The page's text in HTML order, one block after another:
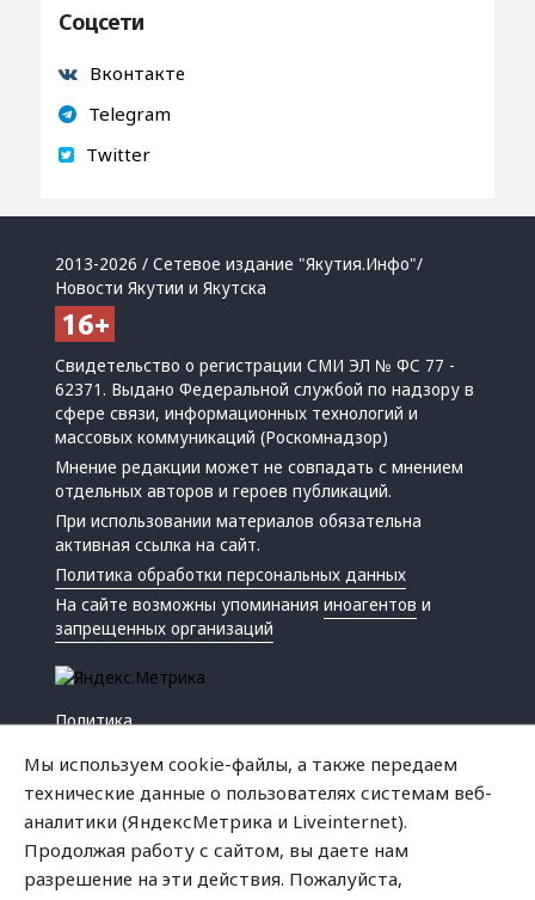
Соцсети
Вконтакте
Telegram
Twitter
2013-2026 / Сетевое издание "Якутия.Инфо"/
Новости Якутии и Якутска
Свидетельство о регистрации СМИ ЭЛ № ФС 77 -
62371. Выдано Федеральной службой по надзору в
сфере связи, информационных технологий и
массовых коммуникаций (Роскомнадзор)
Мнение редакции может не совпадать с мнением
отдельных авторов и героев публикаций.
При использовании материалов обязательна
активная ссылка на сайт.
Политика обработки персональных данных
На сайте возможны упоминанияиноагентов и
запрещенных организаций
Политика
Мы используем cookie-файлы, а также передаем
технические данные о пользователях системам веб-
аналитики (ЯндексМетрика и Liveinternet).
Продолжая работу с сайтом, вы даете нам
разрешение на эти действия. Пожалуйста,